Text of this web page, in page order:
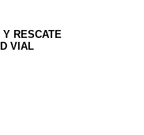
RESCATE
VIAL